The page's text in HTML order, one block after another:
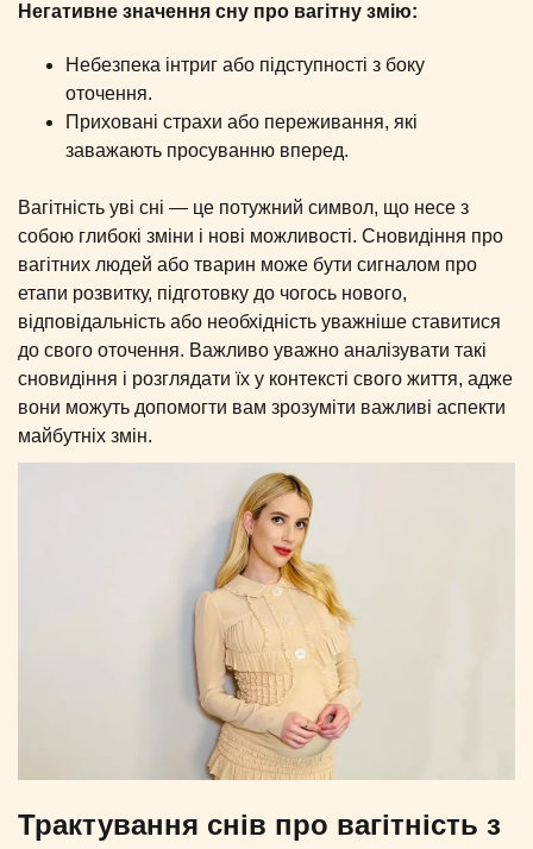
Негативне значення сну про вагітну змію:
Небезпека інтриг або підступності з боку
оточення.
Приховані страхи або переживання, які
заважають просуванню вперед.
Вагітність уві сні — це потужний символ, що несе з
собою глибокі зміни і нові можливості. Сновидіння про
вагітних людей або тварин може бути сигналом про
етапи розвитку, підготовку до чогось нового,
відповідальність або необхідність уважніше ставитися
до свого оточення. Важливо уважно аналізувати такі
сновидіння і розглядати їх у контексті свого життя, адже
вони можуть допомогти вам зрозуміти важливі аспекти
майбутніх змін.
Трактування снів про вагітність з